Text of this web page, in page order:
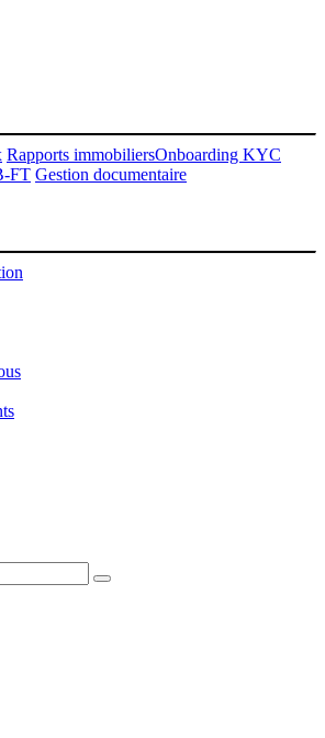
Rapports immobiliersOnboarding KYC
FT Gestion documentaire